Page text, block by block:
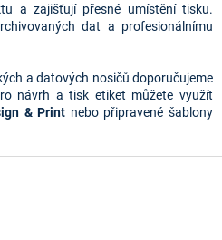
r
v
v
ý
p
u
a zajišťují přesné umístění tisku.
dat a profesionálnímu
a datových nosičů doporučujeme
návrh a tisk etiket můžete využít
& Print nebo připravené šablony